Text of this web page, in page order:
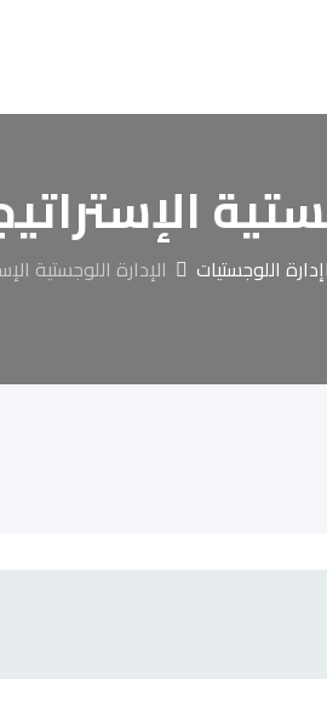
إدارة اللوجستيات الإدارة اللوجستية